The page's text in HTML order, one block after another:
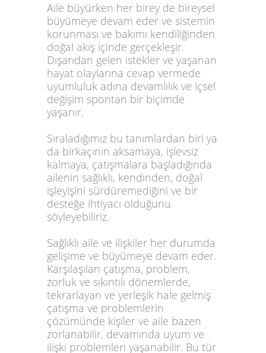
Aile büyürken her birey de bireysel
büyümeye devam eder ve sistemin
korunması ve bakımı kendiliğinden
doğal akış içinde gerçekleşir.
Dışarıdan gelen istekler ve yaşanan
hayat olaylarına cevap vermede
uyumluluk adına devamlılık ve içsel
değişim spontan bir biçimde
yaşanır.
Sıraladığımız bu tanımlardan biri ya
da birkaçının aksamaya, işlevsiz
kalmaya, çatışmalara başladığında
ailenin sağlıklı, kendinden, doğal
işleyişini sürdüremediğini ve bir
desteğe ihtiyacı olduğunu
söyleyebiliriz.
Sağlıklı aile ve ilişkiler her durumda
gelişime ve büyümeye devam eder.
Karşılaşılan çatışma, problem,
zorluk ve sıkıntılı dönemlerde,
tekrarlayan ve yerleşik hale gelmiş
çatışma ve problemlerin
çözümünde kişiler ve aile bazen
zorlanabilir, devamında uyum ve
ilişki problemleri yaşanabilir. Bu tür